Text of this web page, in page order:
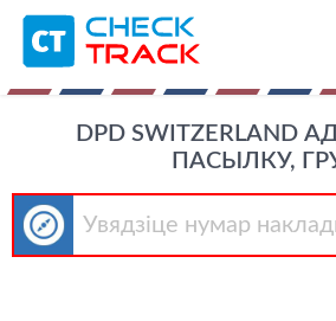
DPD SWITZERLAND
ПАСЫЛКУ,